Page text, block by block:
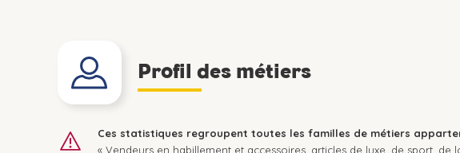
Profil des métiers
Ces statistiques regroupent toutes les familles de métiers
« Vendeurs en habillement et accessoires, articles de luxe, de sport, de